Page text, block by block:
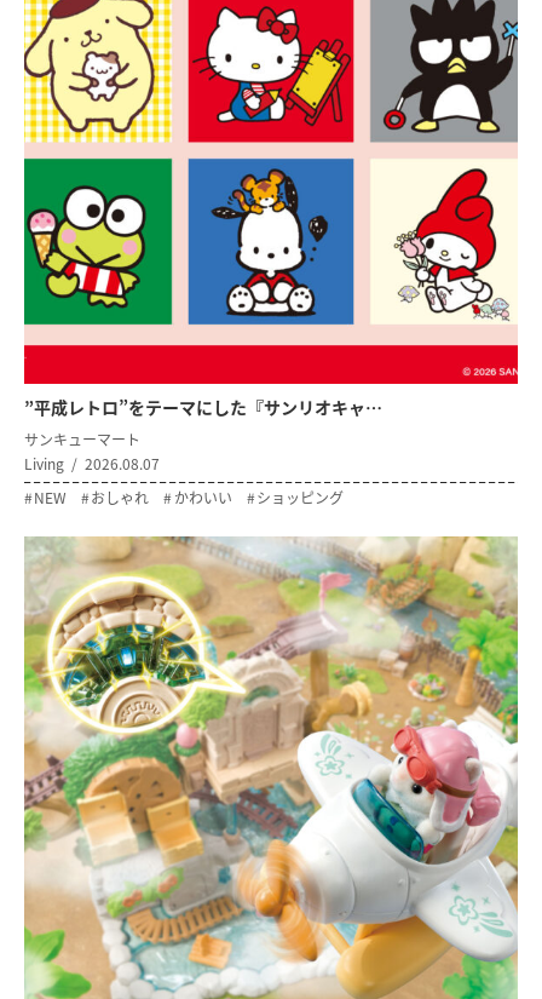
”平成レトロ”をテーマにした『サンリオキャ…
サンキューマート
Living
2026.08.07
NEW
おしゃれ かわいい ショッピング